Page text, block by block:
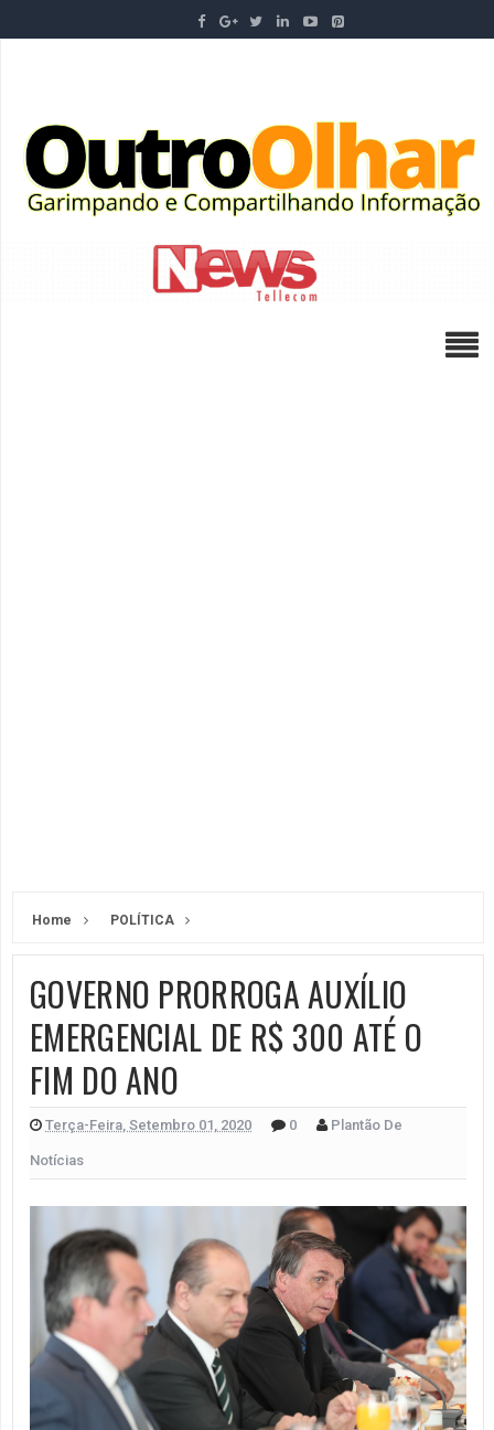
Home POLÍTICA
GOVERNO PRORROGA AUXÍLIO
EMERGENCIAL DE R$ 300 ATÉ O
FIM DO ANO
Terça-Feira, Setembro 01, 2020 0 Plantão De
Notícias